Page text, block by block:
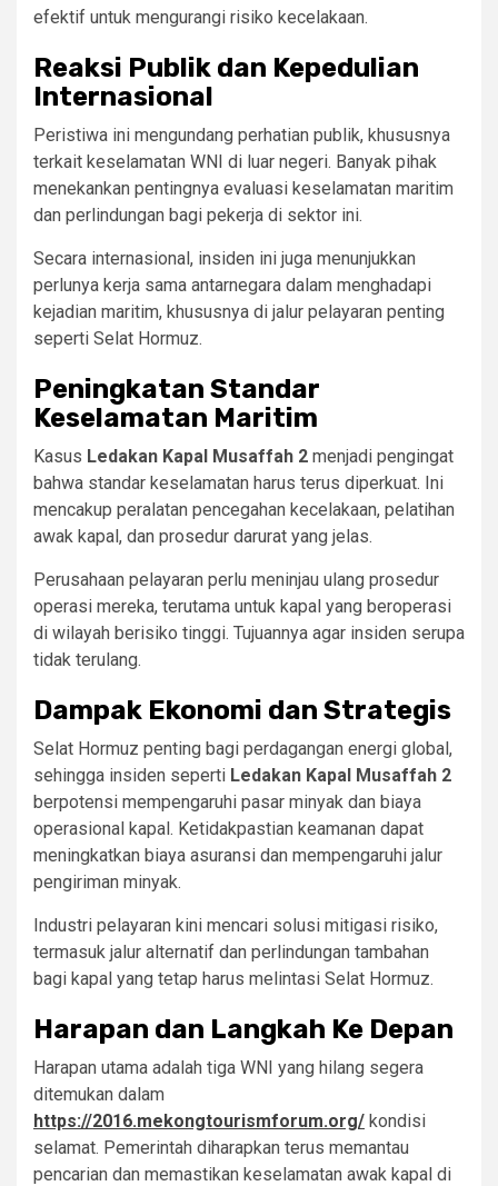
efektif untuk mengurangi risiko kecelakaan.
Reaksi Publik dan Kepedulian
Internasional
Peristiwa ini mengundang perhatian publik, khususnya
terkait keselamatan WNI di luar negeri. Banyak pihak
menekankan pentingnya evaluasi keselamatan maritim
dan perlindungan bagi pekerja di sektor ini.
Secara internasional, insiden ini juga menunjukkan
perlunya kerja sama antarnegara dalam menghadapi
kejadian maritim, khususnya di jalur pelayaran penting
seperti Selat Hormuz.
Peningkatan Standar
Keselamatan Maritim
Kasus Ledakan Kapal Musaffah 2 menjadi pengingat
bahwa standar keselamatan harus terus diperkuat. Ini
mencakup peralatan pencegahan kecelakaan, pelatihan
awak kapal, dan prosedur darurat yang jelas.
Perusahaan pelayaran perlu meninjau ulang prosedur
operasi mereka, terutama untuk kapal yang beroperasi
di wilayah berisiko tinggi. Tujuannya agar insiden serupa
tidak terulang.
Dampak Ekonomi dan Strategis
Selat Hormuz penting bagi perdagangan energi global,
sehingga insiden seperti Ledakan Kapal Musaffah 2
berpotensi mempengaruhi pasar minyak dan biaya
operasional kapal. Ketidakpastian keamanan dapat
meningkatkan biaya asuransi dan mempengaruhi jalur
pengiriman minyak.
Industri pelayaran kini mencari solusi mitigasi risiko,
termasuk jalur alternatif dan perlindungan tambahan
bagi kapal yang tetap harus melintasi Selat Hormuz.
Harapan dan Langkah Ke Depan
Harapan utama adalah tiga WNI yang hilang segera
ditemukan dalam
https://2016.mekongtourismforum.org/ kondisi
selamat. Pemerintah diharapkan terus memantau
pencarian dan memastikan keselamatan awak kapal di